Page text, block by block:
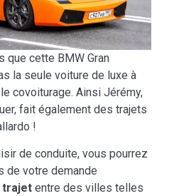
que cette BMW Gran
la seule voiture de luxe à
covoiturage. Ainsi Jérémy,
fait également des trajets
!
de conduite, vous pourrez
de votre demande
trajetentre des villes telles